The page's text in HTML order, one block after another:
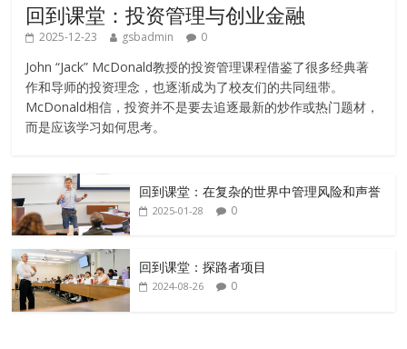
回到课堂：投资管理与创业金融
2025-12-23 gsbadmin 0
John “Jack” McDonald教授的投资管理课程借鉴了很多经典著
作和导师的投资理念，也逐渐成为了校友们的共同纽带。
McDonald相信，投资并不是要去追逐最新的炒作或热门题材，
而是应该学习如何思考。
回到课堂：在复杂的世界中管理风险和声誉
2025-01-28 0
回到课堂：探路者项目
2024-08-26 0